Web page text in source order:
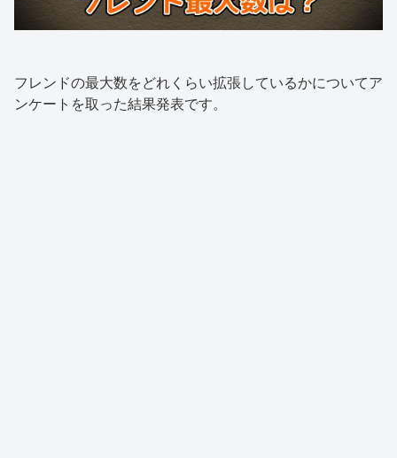
フレンドの最大数をどれくらい拡張しているかについてア
ンケートを取った結果発表です。